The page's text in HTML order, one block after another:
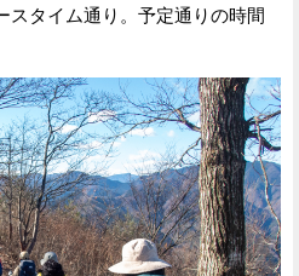
タイム通り。予定通りの時間